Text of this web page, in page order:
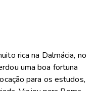
rica na Dalmácia, no
uma boa fortuna
para os estudos,